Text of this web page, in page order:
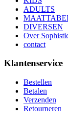
ADULTS
DIVERSEN
Over
contact
Klantenservice
Bestellen
Betalen
Verzenden
Retourneren